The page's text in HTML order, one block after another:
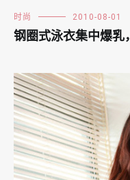
时尚 2010-08-01
钢圈式泳衣集中爆